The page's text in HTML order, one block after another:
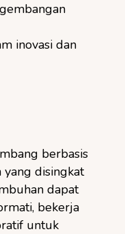
inovasi dan
berbasis
yang disingkat
dapat
bekerja
untuk